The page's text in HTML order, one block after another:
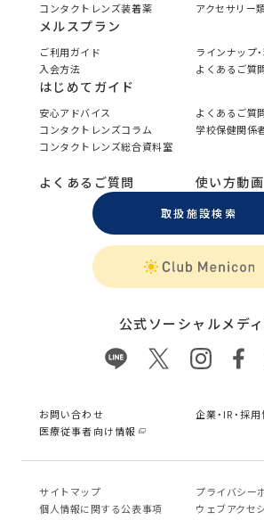
コンタクトレンズ装着薬
アクセサリー
メルスプラン
ご利用ガイド
ラインナップ
入会方法
よくあるご質
はじめてガイド
安心アドバイス
よくあるご質
コンタクトレンズコラム
学校保健関係
コンタクトレンズ総合資料室
よくあるご質問 使い方動画
取扱施設検索
公式ソーシャルメデ
お問い合わせ
企業・IR・採
医療従事者向け情報
サイトマップ
プライバシー
個⼈情報に関する公表事項
ウェブアクセ